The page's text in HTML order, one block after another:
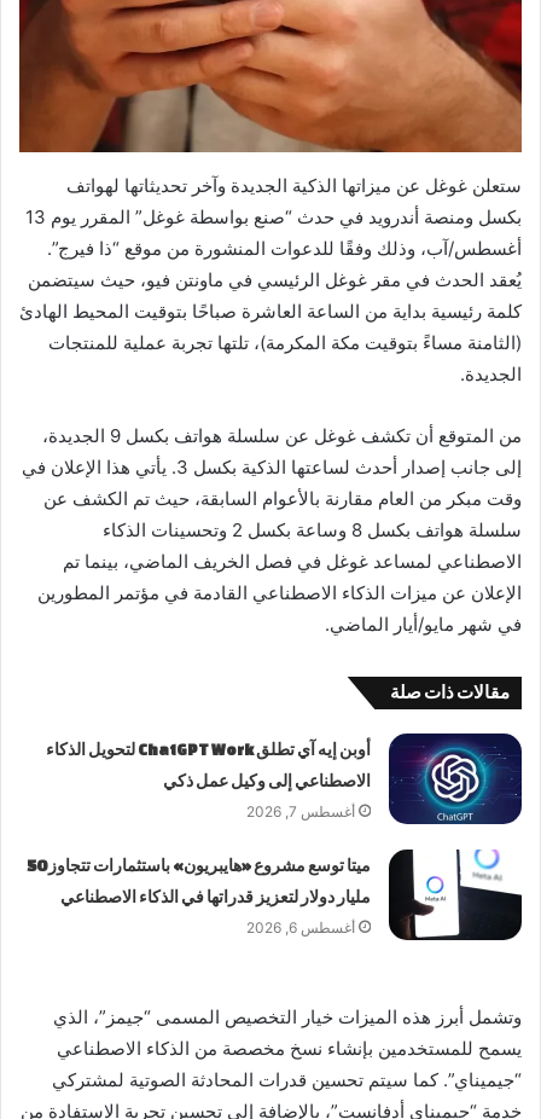
ستعلن غوغل عن ميزاتها الذكية الجديدة وآخر تحديثاتها لهواتف
بكسل ومنصة أندرويد في حدث “صنع بواسطة غوغل” المقرر يوم 13
أغسطس/آب، وذلك وفقًا للدعوات المنشورة من موقع “ذا فيرج”.
يُعقد الحدث في مقر غوغل الرئيسي في ماونتن فيو، حيث سيتضمن
كلمة رئيسية بداية من الساعة العاشرة صباحًا بتوقيت المحيط الهادئ
(الثامنة مساءً بتوقيت مكة المكرمة)، تلتها تجربة عملية للمنتجات
الجديدة.
من المتوقع أن تكشف غوغل عن سلسلة هواتف بكسل 9 الجديدة،
إلى جانب إصدار أحدث لساعتها الذكية بكسل 3. يأتي هذا الإعلان في
وقت مبكر من العام مقارنة بالأعوام السابقة، حيث تم الكشف عن
سلسلة هواتف بكسل 8 وساعة بكسل 2 وتحسينات الذكاء
الاصطناعي لمساعد غوغل في فصل الخريف الماضي، بينما تم
الإعلان عن ميزات الذكاء الاصطناعي القادمة في مؤتمر المطورين
في شهر مايو/أيار الماضي.
مقالات ذات صلة
أوبن إيه آي تطلق ChatGPT Work لتحويل الذكاء
الاصطناعي إلى وكيل عمل ذكي
أغسطس 7, 2026
ميتا توسع مشروع «هايبريون» باستثمارات تتجاوز 50
مليار دولار لتعزيز قدراتها في الذكاء الاصطناعي
أغسطس 6, 2026
وتشمل أبرز هذه الميزات خيار التخصيص المسمى “جيمز”، الذي
يسمح للمستخدمين بإنشاء نسخ مخصصة من الذكاء الاصطناعي
“جيميناي”. كما سيتم تحسين قدرات المحادثة الصوتية لمشتركي
خدمة “جيميناي أدفانست”، بالإضافة إلى تحسين تجربة الاستفادة من